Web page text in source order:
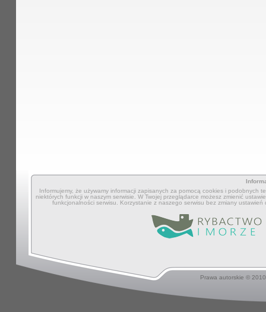
Informujemy, że używamy informacji zapisanych za pomocą cookies i podobnych
niektórych funkcji w naszym serwisie. W Twojej przeglądarce możesz zmienić
funkcjonalności serwisu. Korzystanie z naszego serwisu bez zmiany
Prawa autorskie ©